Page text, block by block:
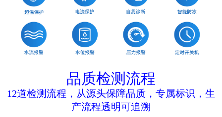
品质检测流程
12道检测流程，从源头保障品质，专属标识，生
产流程透明可追溯